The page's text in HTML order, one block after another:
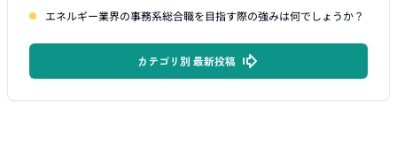
エネルギー業界の事務系総合職を目指す際の強みは何でしょうか？
カテゴリ別 最新投稿